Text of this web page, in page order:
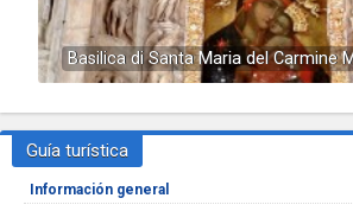
Basilica di Santa Maria del Carmine
Guía turística
Información general